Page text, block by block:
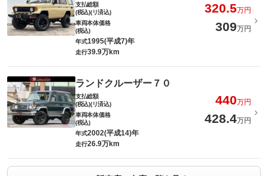
支払総額
(税込)(リ済込)
320.5万円
車両本体価格
(税込)
309万円
年式1995(平成7)年
走行39.9万km
ランドクルーザー７０
支払総額
(税込)(リ済込)
440万円
車両本体価格
(税込)
428.4万円
年式2002(平成14)年
走行26.9万km